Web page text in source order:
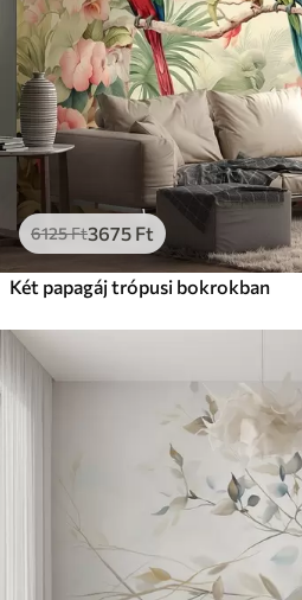
158339499Ft/m²
Prémium vinil
1820810925Ft /m²
Peel and Stick
2266613600Ft
6125Ft3675 Ft
Két papagáj trópusi bokrokban